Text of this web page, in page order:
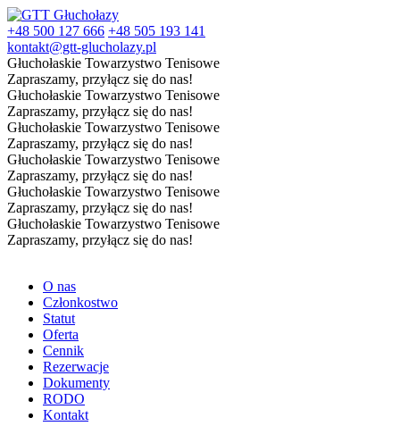
+48 500 127 666 +48 505 193 141
kontakt@gtt-glucholazy.pl
Głuchołaskie Towarzystwo Tenisowe
Zapraszamy, przyłącz się do nas!
Głuchołaskie Towarzystwo Tenisowe
Zapraszamy, przyłącz się do nas!
Głuchołaskie Towarzystwo Tenisowe
Zapraszamy, przyłącz się do nas!
Głuchołaskie Towarzystwo Tenisowe
Zapraszamy, przyłącz się do nas!
Głuchołaskie Towarzystwo Tenisowe
Zapraszamy, przyłącz się do nas!
Głuchołaskie Towarzystwo Tenisowe
Zapraszamy, przyłącz się do nas!
O nas
Członkostwo
Statut
Oferta
Cennik
Rezerwacje
Dokumenty
RODO
Kontakt